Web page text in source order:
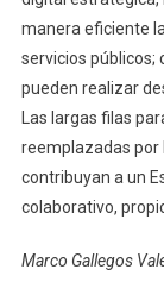
manera eficiente
servicios públicos;
pueden realizar
Las largas filas
reemplazadas por
contribuyan a un
colaborativo,
Marco Gallegos